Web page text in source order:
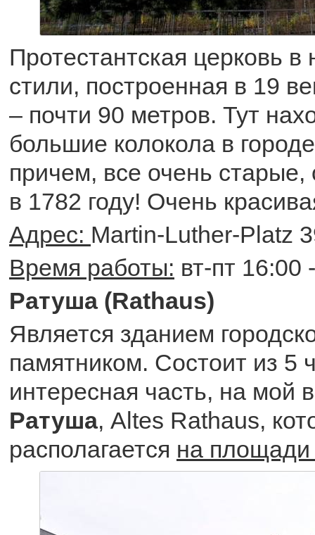
Протестантская церковь
стили, построенная в 19
– почти 90 метров. Тут
большие колокола в
причем, все очень
в 1782 году! Очень
Адрес: Martin-Luther-Platz
Время работы: вт-пт 16:00
Ратуша (Rathaus)
Является зданием
памятником. Состоит из 5
интересная часть, на мой
Ратуша, Altes Rathaus,
располагается на